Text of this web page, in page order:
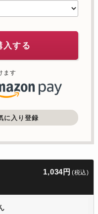
入する
ます
に入り登録
1,034円 (税込)